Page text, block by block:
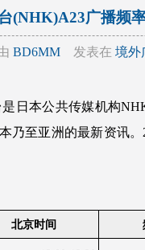
(NHK)A23广播频
BD6MM 发表在境外
日本公共传媒机构
乃至亚洲的最新资讯
北京时间